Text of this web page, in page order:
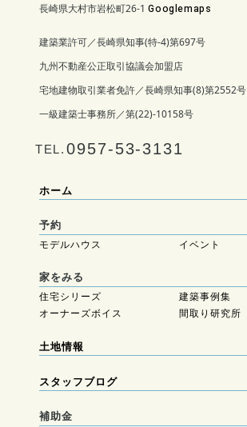
長崎県大村市岩松町26-1Googlemaps
建築業許可／長崎県知事(特-4)第697号
九州不動産公正取引協議会加盟店
宅地建物取引業者免許／長崎県知事(8)第2552号
一級建築士事務所／第(22)-10158号
TEL. 0957-53-3131
ホーム
予約
モデルハウス イベント
家をみる
住宅シリーズ
建築事例集
オーナーズボイス
間取り研究所
土地情報
スタッフブログ
補助金